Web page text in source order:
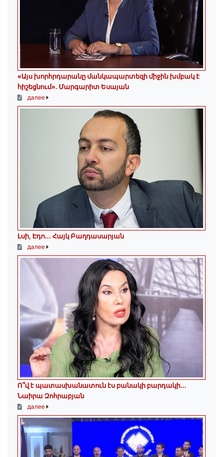
«Այս խորհրդարանը մանկապարտեզի միջին խմբակ է
հիշեցնում»․ Մարգարիտ Եսայան
далее
Լսի, Էդո․․․ Հայկ Բաղդասարյան
далее
Ո՞վ է պատասխանատուն էս բանակի բարդակի․․․
Նաիրա Զոհրաբյան
далее